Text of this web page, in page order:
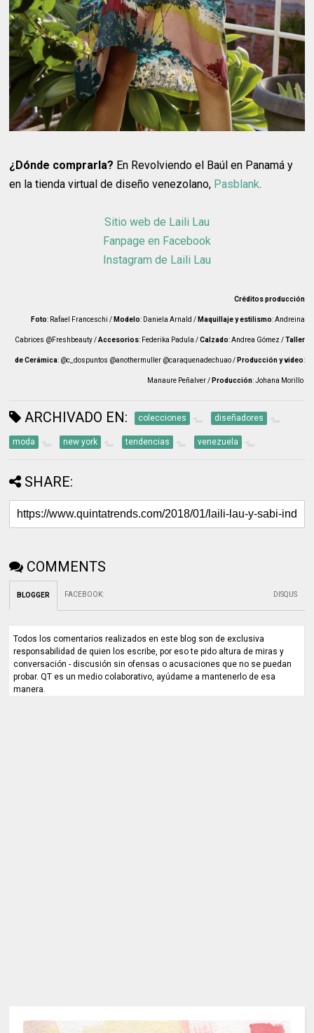
¿Dónde comprarla? En Revolviendo el Baúl en Panamá y
en la tienda virtual de diseño venezolano, Pasblank.
Sitio web de Laili Lau
Fanpage en Facebook
Instagram de Laili Lau
Créditos producción
Foto: Rafael Franceschi / Modelo: Daniela Arnald / Maquillaje y estilismo: Andreina
Cabrices @Freshbeauty /Accesorios: Federika Padula /Calzado: Andrea Gómez /Taller
de Cerámica: @c_dospuntos @anothermuller @caraquenadechuao / Producción y video:
Manaure Peñalver / Producción: Johana Morillo
ARCHIVADO EN: colecciones diseñadores
moda new york tendencias venezuela
SHARE:
COMMENTS
BLOGGER FACEBOOK: DISQUS
Todos los comentarios realizados en este blog son de exclusiva
responsabilidad de quien los escribe, por eso te pido altura de miras y
conversación - discusión sin ofensas o acusaciones que no se puedan
probar. QT es un medio colaborativo, ayúdame a mantenerlo de esa
manera.